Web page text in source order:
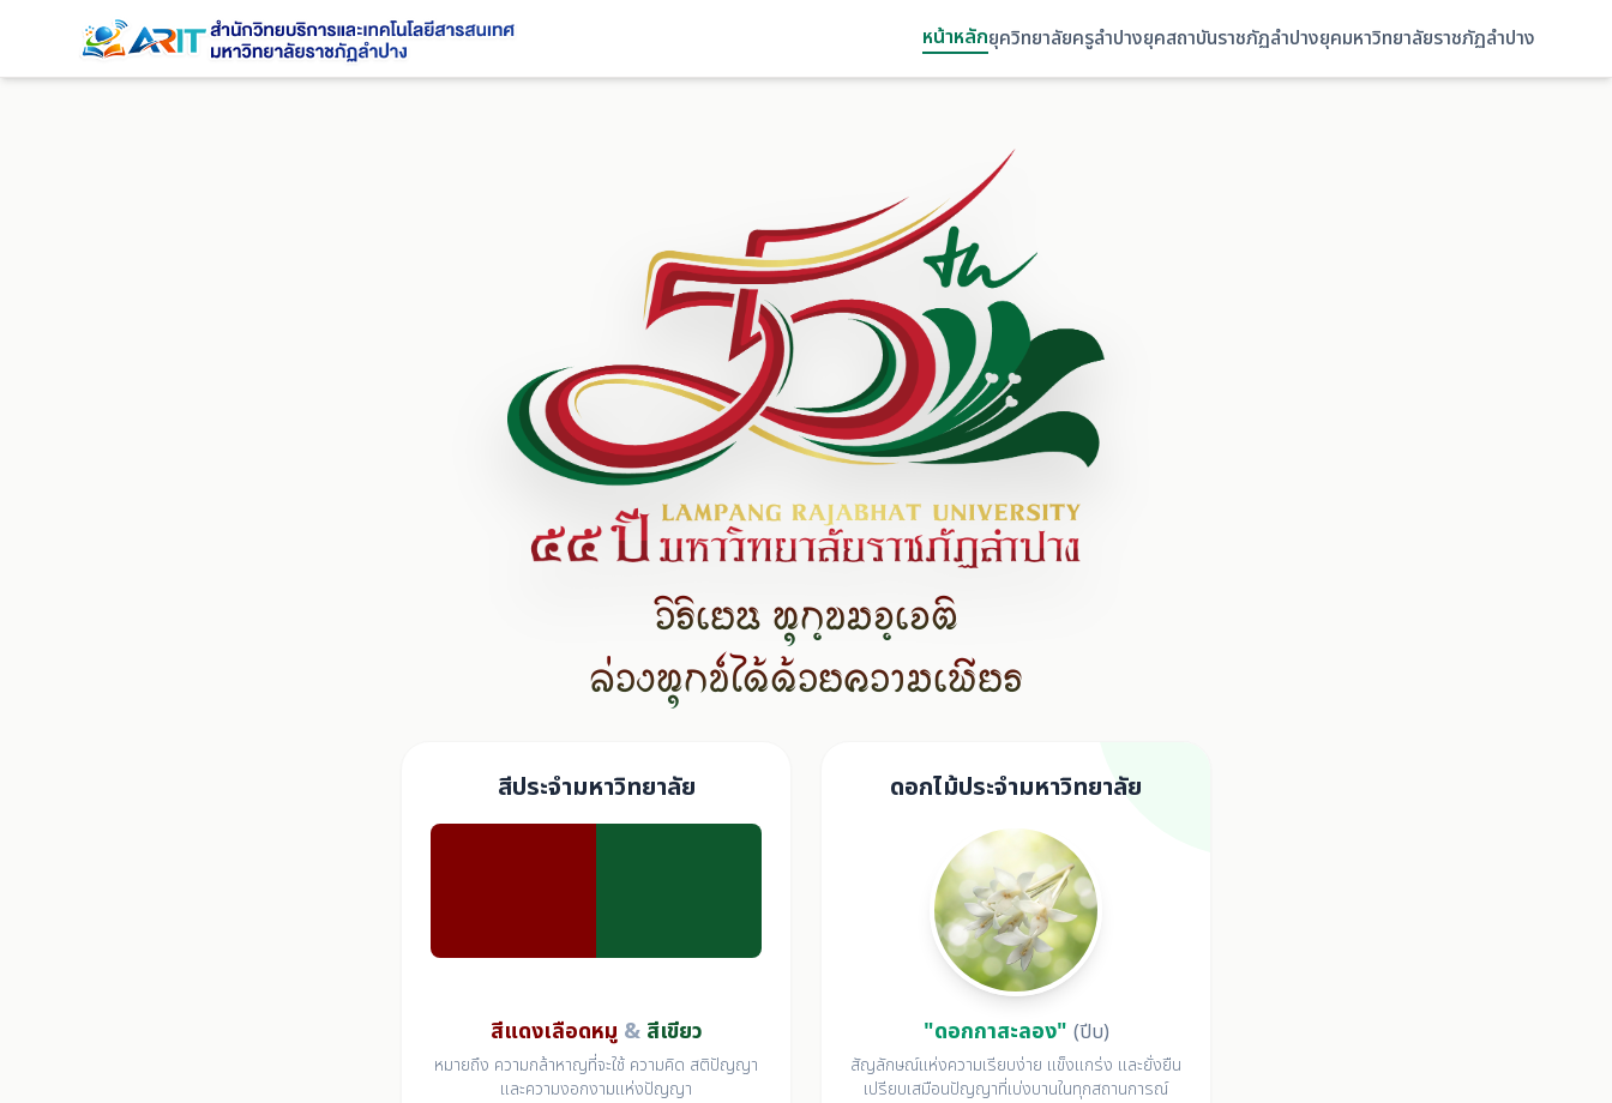
หน้าหลักยุควิทยาลัยครูลำปางยุคสถาบันราชภัฏลำปางยุคมหาวิทยาลัยราชภัฏลำปาง
วิริเยน ทุกฺขมจฺเจติ
ล่วงทุกข์ได้ด้วยความเพียร
สีประจำมหาวิทยาลัย
สีแดงเลือดหมู & สีเขียว
หมายถึง ความกล้าหาญที่จะใช้ ความคิด สติปัญญา
และความงอกงามแห่งปัญญา
ดอกไม้ประจำมหาวิทยาลัย
"ดอกกาสะลอง" (ปีบ)
สัญลักษณ์แห่งความเรียบง่าย แข็งแกร่ง และยั่งยืน
เปรียบเสมือนปัญญาที่เบ่งบานในทุกสถานการณ์